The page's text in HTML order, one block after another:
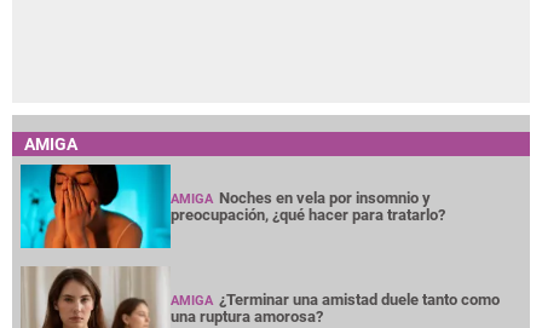
AMIGA
AMIGA Noches en vela por insomnio y
preocupación, ¿qué hacer para tratarlo?
AMIGA ¿Terminar una amistad duele tanto como
una ruptura amorosa?